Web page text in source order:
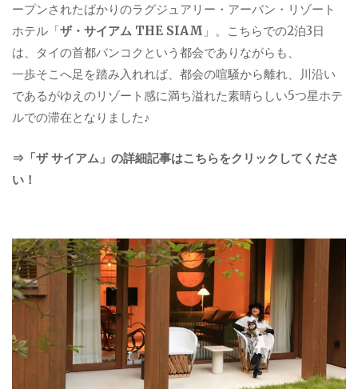
ープンされたばかりのラグジュアリー・アーバン・リゾート
ホテル「ザ・サイアム THE SIAM 」。こちらでの2泊3日
は、タイの首都バンコクという都会でありながらも、
一歩そこへ足を踏み入れれば、都会の喧騒から離れ、川沿い
であるがゆえのリゾート感に満ち溢れた素晴らしい5つ星ホテ
ルでの滞在となりました♪
⇒「ザ サイアム」の詳細記事はこちらをクリックしてくださ
い！